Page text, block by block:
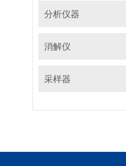
分析仪器
消解仪
采样器